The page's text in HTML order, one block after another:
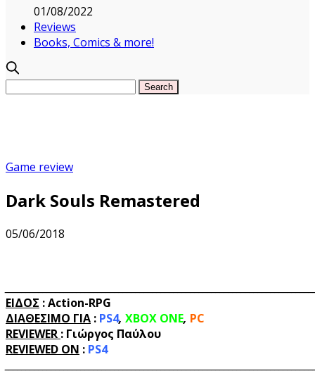
01/08/2022
Reviews
Books, Comics & more!
Game review
Dark Souls Remastered
05/06/2018
ΕΙΔΟΣ : Action-RPG
ΔΙΑΘΕΣΙΜΟ ΓΙΑ : PS4, XBOX ONE, PC
REVIEWER : Γιώργος Παύλου
REVIEWED ON : PS4